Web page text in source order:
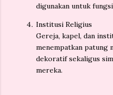
digunakan untuk
Institusi Religius
Gereja, kapel, dan
menempatkan patung
dekoratif sekaligus
mereka.